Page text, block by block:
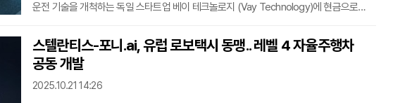
운전 기술을 개척하는 독일 스타트업 베이 테크놀로지 (Vay Technology)에 현금으로
6000억 원)까지 확장될 가능성을 내포한다. 이번 투자는 8개국에 걸친 그랩의 거대한
생태계에 고급 원격 및 자율 기술을 통합하려는 야심을 보여준다.베이의 모델은 독특한
하이브리드 접근 방식이다. 원격 운영자(텔레드라이버)가 멀리서 전기차를 제어하여
사용자에게 배달한다. 고객은 수동으로
스텔란티스-포니.ai, 유럽 로보택시 동맹.. 레벨 4 자율주행차
공동 개발
2025.10.21 14:26